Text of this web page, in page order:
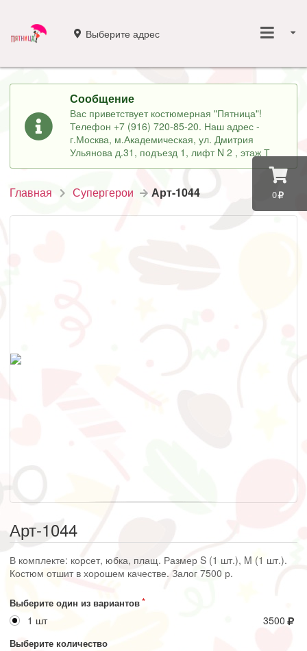
0
Выберите адрес
Сообщение
Вас приветствует костюмерная "Пятница"!
Телефон +7 (916) 720-85-20. Наш адрес -
г.Москва, м.Академическая, ул. Дмитрия
Ульянова д.31, подъезд 1, лифт N 2 , этаж Т
Главная Супергерои Арт-1044
Арт-1044
В комплекте: корсет, юбка, плащ. Размер S (1 шт.), M (1 шт.).
Костюм отшит в хорошем качестве. Залог 7500 р.
Выберите один из вариантов
1 шт 3500
Выберите количество